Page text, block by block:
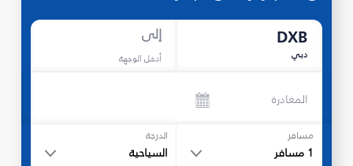
DXB
دبي
إلى
أدخل الوجهة
المغادرة
مسافر
1 مسافر
الدرجة
السياحية